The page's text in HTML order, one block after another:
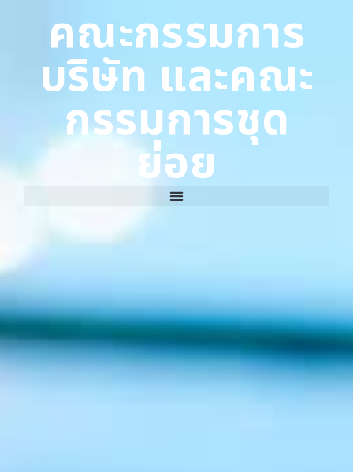
คณะกรรมการ
บริษัท และคณะ
กรรมการชุด
ย่อย